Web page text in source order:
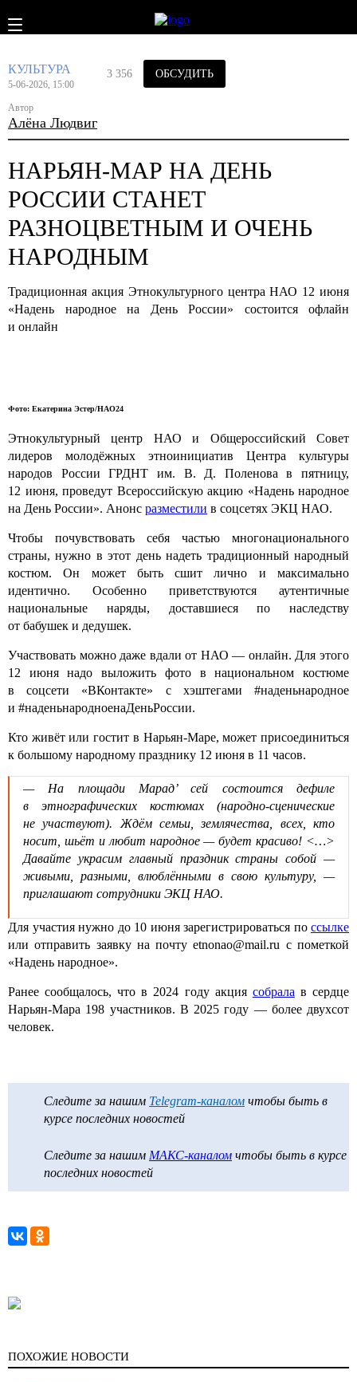
КУЛЬТУРА
5-06-2026, 15:00
Автор
Алёна Людвиг
3 356 ОБСУДИТЬ
НАРЬЯН-МАР НА ДЕНЬ
РОССИИ СТАНЕТ
РАЗНОЦВЕТНЫМ И ОЧЕНЬ
НАРОДНЫМ
Традиционная акция Этнокультурного центра НАО 12 июня
«Надень народное на День России» состоится офлайн
и онлайн
Фото: Екатерина Эстер/НАО24
Этнокультурный центр НАО и Общероссийский Совет
лидеров молодёжных этноинициатив Центра культуры
народов России ГРДНТ им. В. Д. Поленова в пятницу,
12 июня, проведут Всероссийскую акцию «Надень народное
на День России». Анонс разместили в соцсетях ЭКЦ НАО.
Чтобы почувствовать себя частью многонационального
страны, нужно в этот день надеть традиционный народный
костюм. Он может быть сшит лично и максимально
идентично. Особенно приветствуются аутентичные
национальные наряды, доставшиеся по наследству
от бабушек и дедушек.
Участвовать можно даже вдали от НАО — онлайн. Для этого
12 июня надо выложить фото в национальном костюме
в соцсети «ВКонтакте» с хэштегами #наденьнародное
и #наденьнародноенаДеньРоссии.
Кто живёт или гостит в Нарьян-Маре, может присоединиться
к большому народному празднику 12 июня в 11 часов.
— На площади Марад’ сей состоится дефиле
в этнографических костюмах (народно-сценические
не участвуют). Ждём семьи, землячества, всех, кто
носит, шьёт и любит народное — будет красиво! <…>
Давайте украсим главный праздник страны собой —
живыми, разными, влюблёнными в свою культуру, —
приглашают сотрудники ЭКЦ НАО.
Для участия нужно до 10 июня зарегистрироваться по ссылке
или отправить заявку на почту etnonao@mail.ru с пометкой
«Надень народное».
Ранее сообщалось, что в 2024 году акция собрала в сердце
Нарьян-Мара 198 участников. В 2025 году — более двухсот
человек.
Следите за нашим Telegram-каналом чтобы быть в
курсе последних новостей
Следите за нашим МАКС-каналом чтобы быть в курсе
последних новостей
ПОХОЖИЕ НОВОСТИ